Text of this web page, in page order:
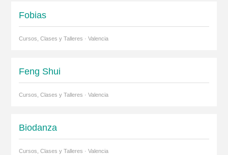
Fobias
Cursos, Clases y Talleres · Valencia
Feng Shui
Cursos, Clases y Talleres · Valencia
Biodanza
Cursos, Clases y Talleres · Valencia